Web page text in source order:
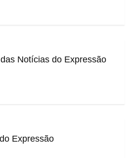
Notícias do Expressão
Expressão